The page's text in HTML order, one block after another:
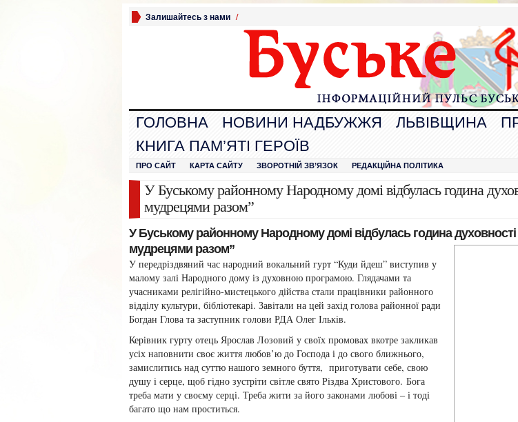
Залишайтесь з нами /
ГОЛОВНА НОВИНИ НАДБУЖЖЯ ЛЬВІВЩИНА
КНИГА ПАМ’ЯТІ ГЕРОЇВ
ПРО САЙТ КАРТА САЙТУ ЗВОРОТНІЙ ЗВ’ЯЗОК РЕДАКЦІЙНА ПОЛІТИКА
У Буському районному Народному домі відбулась година
мудрецями разом”
У Буському районному Народному домі відбулась година духовності
мудрецями разом”
У передріздвяний час народний вокальний гурт “Куди йдеш” виступив у
малому залі Народного дому із духовною програмою. Глядачами та
учасниками релігійно-мистецького дійства стали працівники районного
відділу культури, бібліотекарі. Завітали на цей захід голова районної ради
Богдан Глова та заступник голови РДА Олег Ільків.
Керівник гурту отець Ярослав Лозовий у своїх промовах вкотре закликав
усіх наповнити своє життя любов’ю до Господа і до свого ближнього,
замислитись над суттю нашого земного буття, приготувати себе, свою
душу і серце, щоб гідно зустріти світле свято Різдва Христового. Бога
треба мати у своєму серці. Треба жити за його законами любові – і тоді
багато що нам проститься.